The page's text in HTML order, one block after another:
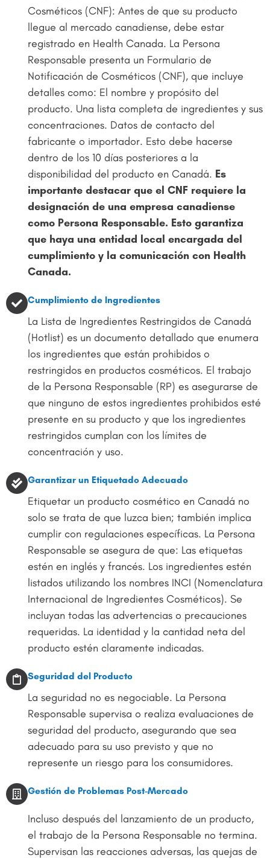
Cosméticos (CNF): Antes de que su producto
llegue al mercado canadiense, debe estar
registrado en Health Canada. La Persona
Responsable presenta un Formulario de
Notificación de Cosméticos (CNF), que incluye
detalles como: El nombre y propósito del
producto. Una lista completa de ingredientes y sus
concentraciones. Datos de contacto del
fabricante o importador. Esto debe hacerse
dentro de los 10 días posteriores a la
disponibilidad del producto en Canadá. Es
importante destacar que el CNF requiere la
designación de una empresa canadiense
como Persona Responsable. Esto garantiza
que haya una entidad local encargada del
cumplimiento y la comunicación con Health
Canada.
Cumplimiento de Ingredientes
La Lista de Ingredientes Restringidos de Canadá
(Hotlist) es un documento detallado que enumera
los ingredientes que están prohibidos o
restringidos en productos cosméticos. El trabajo
de la Persona Responsable (RP) es asegurarse de
que ninguno de estos ingredientes prohibidos esté
presente en su producto y que los ingredientes
restringidos cumplan con los límites de
concentración y uso.
Garantizar un Etiquetado Adecuado
Etiquetar un producto cosmético en Canadá no
solo se trata de que luzca bien; también implica
cumplir con regulaciones específicas. La Persona
Responsable se asegura de que: Las etiquetas
estén en inglés y francés. Los ingredientes estén
listados utilizando los nombres INCI (Nomenclatura
Internacional de Ingredientes Cosméticos). Se
incluyan todas las advertencias o precauciones
requeridas. La identidad y la cantidad neta del
producto estén claramente indicadas.
Seguridad del Producto
La seguridad no es negociable. La Persona
Responsable supervisa o realiza evaluaciones de
seguridad del producto, asegurando que sea
adecuado para su uso previsto y que no
represente un riesgo para los consumidores.
Gestión de Problemas Post-Mercado
Incluso después del lanzamiento de un producto,
el trabajo de la Persona Responsable no termina.
Supervisan las reacciones adversas, las quejas de